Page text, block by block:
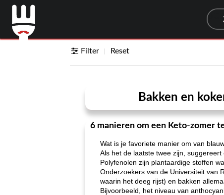
Filter Reset
Bakken en
6 manieren om een ​​Keto-zomer
Wat is je favoriete manier om van
Als het de laatste twee zijn,
Polyfenolen zijn plantaardige stoffen
Onderzoekers van de Universiteit van
waarin het deeg rijst) en bakken
Bijvoorbeeld, het niveau van